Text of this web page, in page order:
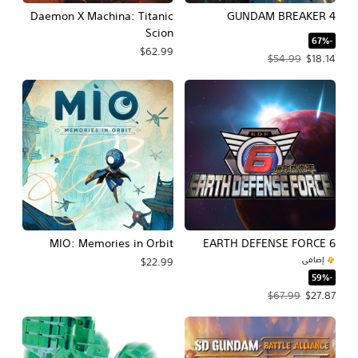
GUNDAM BREAKER 4
‏-67%‏
$18.14
سعر العرض $18.14‏. السعر الأصلي، $54.99‏.
$54.99
Daemon X Machina: Titanic
Scion
$62.99
EARTH DEFENSE FORCE 6
إضافي
‏-59%‏
$27.87
سعر العرض $27.87‏. السعر الأصلي، $67.99‏.
$67.99
MIO: Memories in Orbit
$22.99